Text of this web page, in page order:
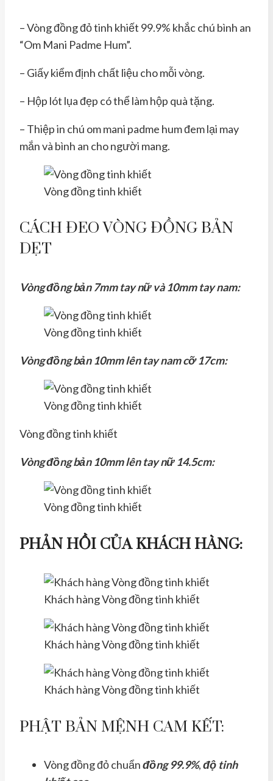
– Vòng đồng đỏ tinh khiết 99.9% khắc chú bình an
“Om Mani Padme Hum”.
– Giấy kiểm định chất liệu cho mỗi vòng.
– Hộp lót lụa đẹp có thể làm hộp quà tặng.
– Thiệp in chú om mani padme hum đem lại may
mắn và bình an cho người mang.
Vòng đồng tinh khiết
CÁCH ĐEO VÒNG ĐỒNG BẢN
DẸT
Vòng đồng bản 7mm tay nữ và 10mm tay nam:
Vòng đồng tinh khiết
Vòng đồng bản 10mm lên tay nam cỡ 17cm:
Vòng đồng tinh khiết
Vòng đồng tinh khiết
Vòng đồng bản 10mm lên tay nữ 14.5cm:
Vòng đồng tinh khiết
PHẢN HỒI CỦA KHÁCH HÀNG:
Khách hàng Vòng đồng tinh khiết
Khách hàng Vòng đồng tinh khiết
Khách hàng Vòng đồng tinh khiết
PHẬT BẢN MỆNH CAM KẾT:
Vòng đồng đỏ chuẩnđồng 99.9%,độ tinh